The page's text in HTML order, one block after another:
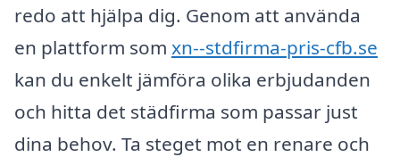
redo att hjälpa dig. Genom att använda
en plattform som xn--stdfirma-pris-cfb.se
kan du enkelt jämföra olika erbjudanden
och hitta det städfirma som passar just
dina behov. Ta steget mot en renare och